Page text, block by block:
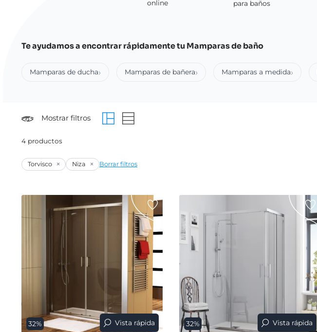
online
para baños
Te ayudamos a encontrar rápidamente tu Mamparas de baño
Mamparas de ducha Mamparas de bañera Mamparas a medida
Mostrar filtros
4 productos
Torvisco × Niza × Borrar filtros
32% Vista rápida 32% Vista rápida